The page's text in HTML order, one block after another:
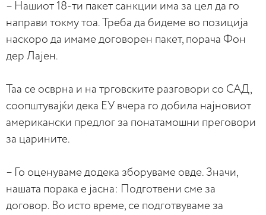
– Нашиот 18-ти пакет санкции има за цел да го
направи токму тоа. Треба да бидеме во позиција
наскоро да имаме договорен пакет, порача Фон
дер Лајен.
Таа се осврна и на трговските разговори со САД,
соопштувајќи дека ЕУ вчера го добила најновиот
американски предлог за понатамошни преговори
за царините.
– Го оценуваме додека зборуваме овде. Значи,
нашата порака е јасна: Подготвени сме за
договор. Во исто време, се подготвуваме за